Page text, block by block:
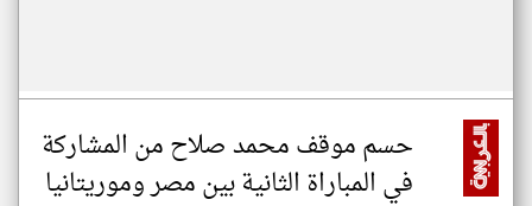
حسم موقف محمد صلاح من المشاركة
في المباراة الثانية بين مصر وموريتانيا